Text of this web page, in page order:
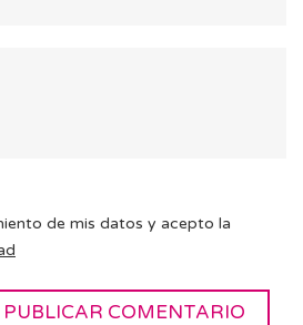
de mis datos y acepto la